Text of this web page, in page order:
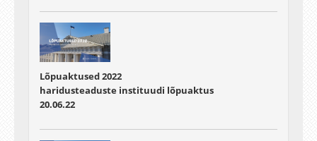
Lõpuaktused 2022
haridusteaduste instituudi lõpuaktus
20.06.22